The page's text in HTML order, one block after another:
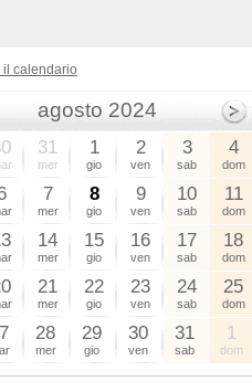
calendario
agosto 2024
31
mer
1
gio
2
ven
3
sab
4
dom
7
mer
8
gio
9
ven
10
sab
11
dom
14
mer
15
gio
16
ven
17
sab
18
dom
21
mer
22
gio
23
ven
24
sab
25
dom
28
mer
29
gio
30
ven
31
sab
1
dom